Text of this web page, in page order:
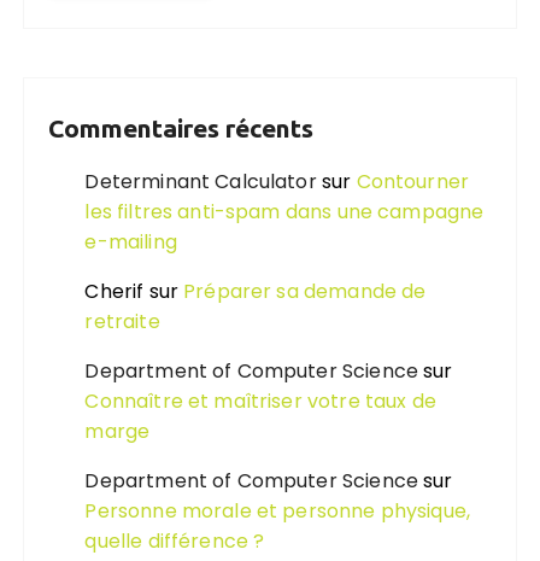
Commentaires récents
Determinant Calculatorsur Contourner
les filtres anti-spam dans une campagne
e-mailing
Cherif sur Préparer sa demande de
retraite
Department of Computer Sciencesur
Connaître et maîtriser votre taux de
marge
Department of Computer Sciencesur
Personne morale et personne physique,
quelle différence ?